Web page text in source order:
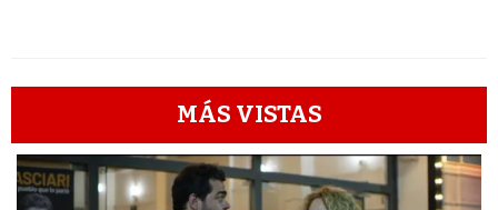
MÁS VISTAS
1